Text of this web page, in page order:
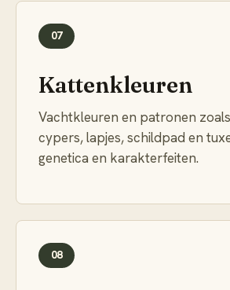
07
Kattenkleuren
Vachtkleuren en patronen
cypers, lapjes, schildpad en
genetica en karakterfeiten.
08